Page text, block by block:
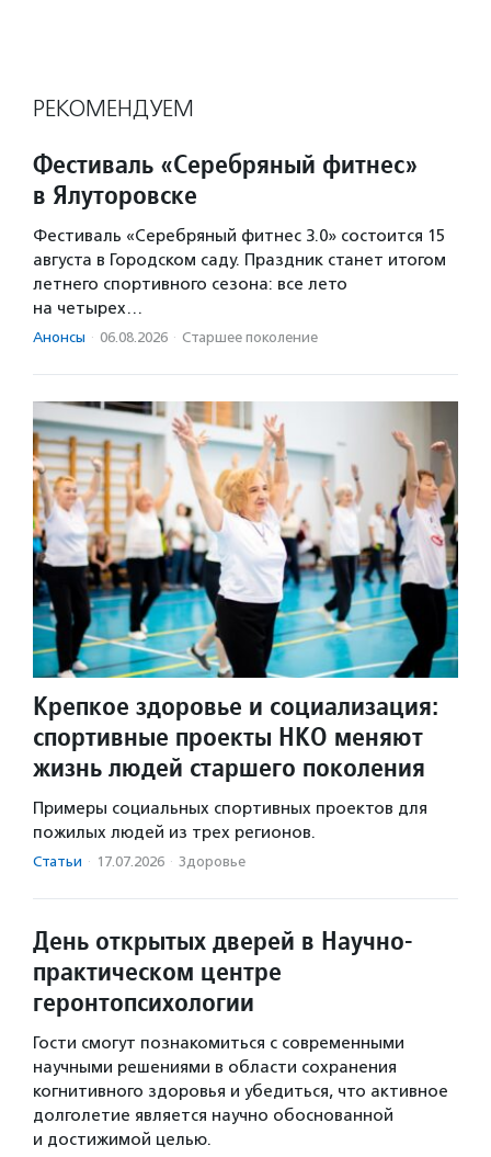
РЕКОМЕНДУЕМ
Фестиваль «Серебряный фитнес»
в Ялуторовске
Фестиваль «Серебряный фитнес 3.0» состоится 15
августа в Городском саду. Праздник станет итогом
летнего спортивного сезона: все лето
на четырех…
Анонсы · 06.08.2026 · Старшее поколение
Крепкое здоровье и социализация:
спортивные проекты НКО меняют
жизнь людей старшего поколения
Примеры социальных спортивных проектов для
пожилых людей из трех регионов.
Статьи · 17.07.2026 · Здоровье
День открытых дверей в Научно-
практическом центре
геронтопсихологии
Гости смогут познакомиться с современными
научными решениями в области сохранения
когнитивного здоровья и убедиться, что активное
долголетие является научно обоснованной
и достижимой целью.